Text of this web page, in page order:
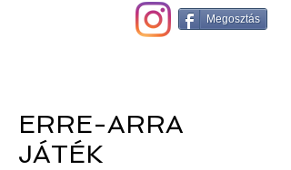
Megosztás
ERRE-ARRA
JÁTÉK